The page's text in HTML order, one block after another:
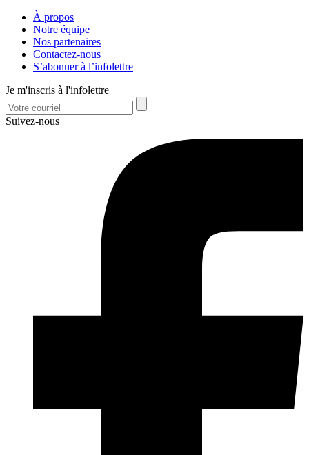
À propos
Notre équipe
Nos partenaires
Contactez-nous
S’abonner à l’infolettre
Je m'inscris à l'infolettre
Suivez-nous